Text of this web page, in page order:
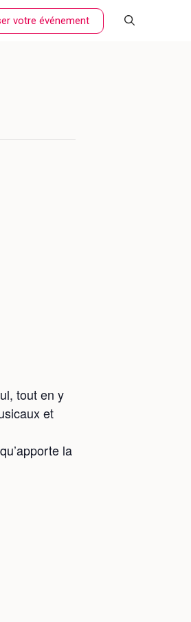
votre événement
tout en y
et
la